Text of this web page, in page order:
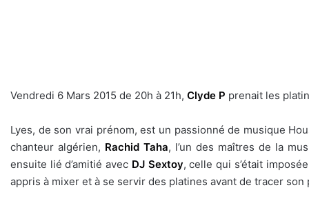
Vendredi 6 Mars 2015 de 20h à 21h, Clyde P prenait les
Lyes, de son vrai prénom, est un passionné de musique
chanteur algérien, Rachid Taha, l’un des maîtres de la
ensuite lié d’amitié avec DJ Sextoy, celle qui s’était
appris à mixer et à se servir des platines avant de tracer